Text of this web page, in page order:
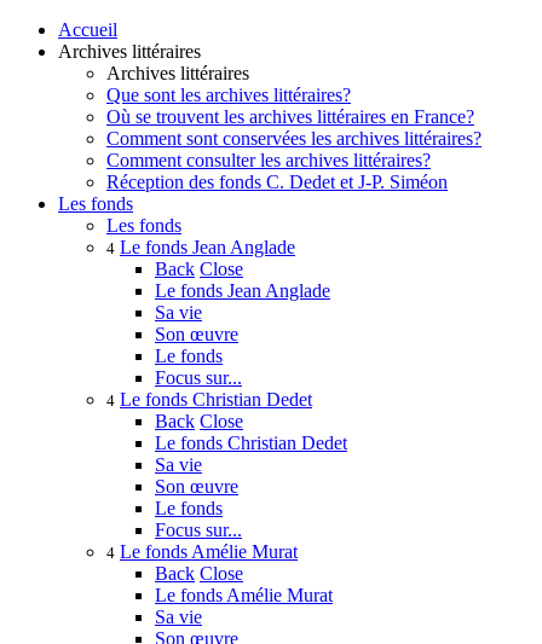
Accueil
Archives littéraires
Archives littéraires
Que sont les archives littéraires?
Où se trouvent les archives littéraires en France?
Comment sont conservées les archives littéraires?
Comment consulter les archives littéraires?
Réception des fonds C. Dedet et J-P. Siméon
Les fonds
Les fonds
4 Le fonds Jean Anglade
Back Close
Le fonds Jean Anglade
Sa vie
Son œuvre
Le fonds
Focus sur...
4 Le fonds Christian Dedet
Back Close
Le fonds Christian Dedet
Sa vie
Son œuvre
Le fonds
Focus sur...
4 Le fonds Amélie Murat
Back Close
Le fonds Amélie Murat
Sa vie
Son œuvre